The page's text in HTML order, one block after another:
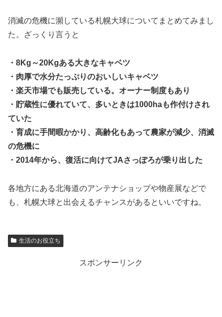
消滅の危機に瀕している札幌大球についてまとめてみまし
た。ざっくり言うと
・8Kg～20Kgある大きなキャベツ
・肉厚で水分たっぷりのおいしいキャベツ
・楽天市場でも販売している。オーナー制度もあり
・貯蔵性に優れていて、多いときは1000haも作付けされ
ていた
・育成に手間暇かかり、高齢化もあって農家が減少、消滅
の危機に
・2014年から、復活に向けてJAさっぽろが乗り出した
各地方にある北海道のアンテナショップや物産展などで
も、札幌大球と出会えるチャンスがあるといいですね。
生活のお役立ち
スポンサーリンク